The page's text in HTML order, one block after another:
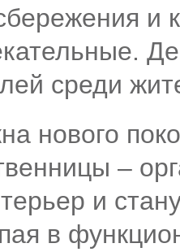
и
среди
нового
–
и
в